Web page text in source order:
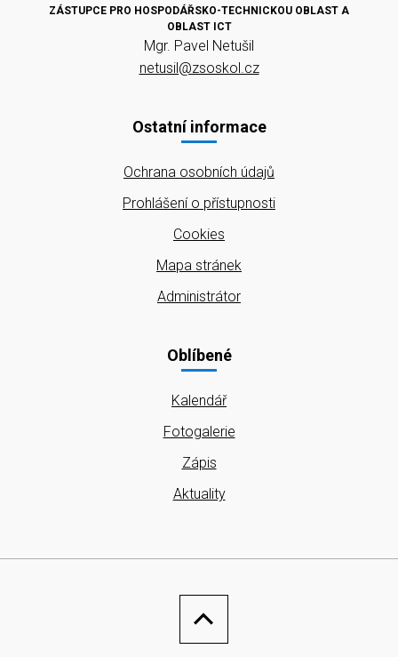
ZÁSTUPCE PRO HOSPODÁŘSKO-TECHNICKOU OBLAST A
OBLAST ICT
Mgr. Pavel Netušil
netusil@zsoskol.cz
Ostatní informace
Ochrana osobních údajů
Prohlášení o přístupnosti
Cookies
Mapa stránek
Administrátor
Oblíbené
Kalendář
Fotogalerie
Zápis
Aktuality